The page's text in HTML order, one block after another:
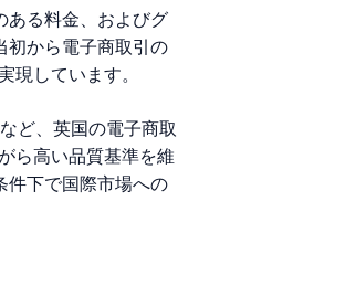
ある料金、およびグ
初から電子商取引の
現しています。
ど、英国の電子商取
ら高い品質基準を維
件下で国際市場への